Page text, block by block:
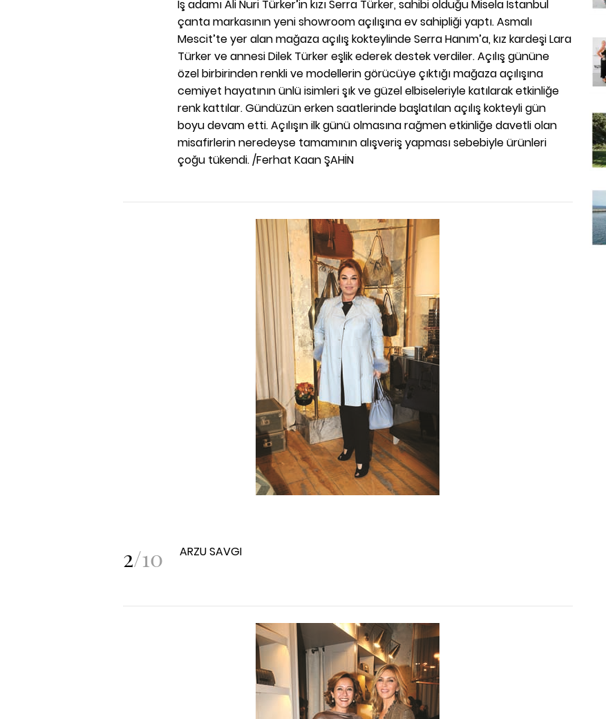
İş adamı Ali Nuri Türker’in kızı Serra Türker, sahibi olduğu Misela İstanbul
çanta markasının yeni showroom açılışına ev sahipliği yaptı. Asmalı
Mescit’te yer alan mağaza açılış kokteylinde Serra Hanım’a, kız kardeşi Lara
Türker ve annesi Dilek Türker eşlik ederek destek verdiler. Açılış gününe
özel birbirinden renkli ve modellerin görücüye çıktığı mağaza açılışına
cemiyet hayatının ünlü isimleri şık ve güzel elbiseleriyle katılarak etkinliğe
renk kattılar. Gündüzün erken saatlerinde başlatılan açılış kokteyli gün
boyu devam etti. Açılışın ilk günü olmasına rağmen etkinliğe davetli olan
misafirlerin neredeyse tamamının alışveriş yapması sebebiyle ürünleri
çoğu tükendi. /Ferhat Kaan ŞAHİN
2/10 ARZU SAVGI